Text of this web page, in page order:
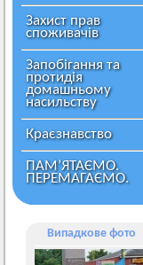
Захист прав
споживачів
Запобігання та
протидія
домашньому
насильству
Краєзнавство
ПАМ’ЯТАЄМО.
ПЕРЕМАГАЄМО.
Випадкове фото